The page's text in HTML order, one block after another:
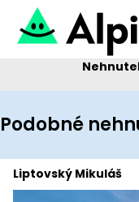
Podobné
Liptovský Mikuláš